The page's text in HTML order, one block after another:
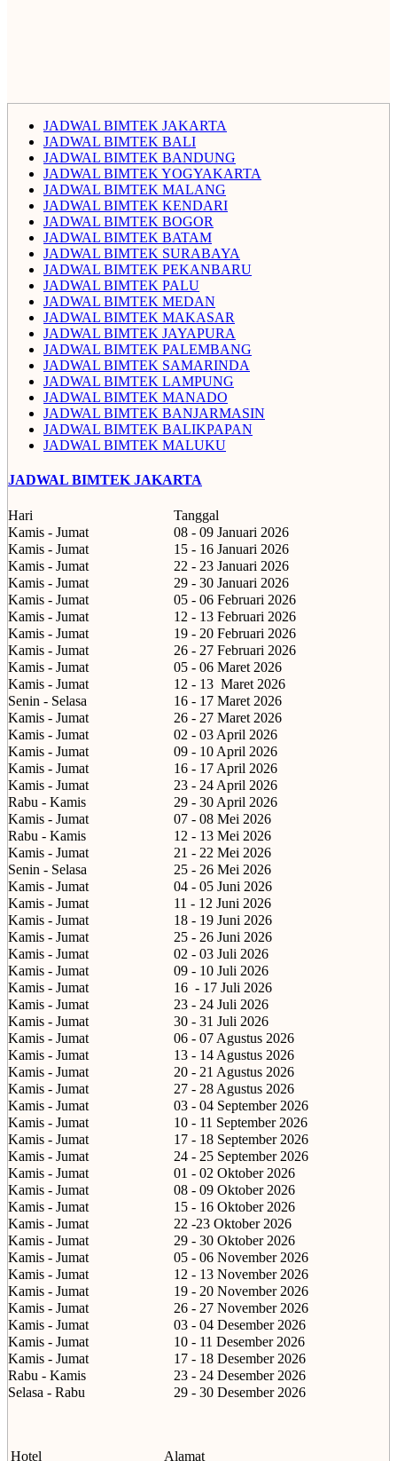
JADWAL BIMTEK JAKARTA
JADWAL BIMTEK BALI
JADWAL BIMTEK BANDUNG
JADWAL BIMTEK YOGYAKARTA
JADWAL BIMTEK MALANG
JADWAL BIMTEK KENDARI
JADWAL BIMTEK BOGOR
JADWAL BIMTEK BATAM
JADWAL BIMTEK SURABAYA
JADWAL BIMTEK PEKANBARU
JADWAL BIMTEK PALU
JADWAL BIMTEK MEDAN
JADWAL BIMTEK MAKASAR
JADWAL BIMTEK JAYAPURA
JADWAL BIMTEK PALEMBANG
JADWAL BIMTEK SAMARINDA
JADWAL BIMTEK LAMPUNG
JADWAL BIMTEK MANADO
JADWAL BIMTEK BANJARMASIN
JADWAL BIMTEK BALIKPAPAN
JADWAL BIMTEK MALUKU
JADWAL BIMTEK JAKARTA
Hari
Tanggal
Kamis - Jumat
08 - 09 Januari 2026
Kamis - Jumat
15 - 16 Januari 2026
Kamis - Jumat
22 - 23 Januari 2026
Kamis - Jumat
29 - 30 Januari 2026
Kamis - Jumat
05 - 06 Februari 2026
Kamis - Jumat
12 - 13 Februari 2026
Kamis - Jumat
19 - 20 Februari 2026
Kamis - Jumat
26 - 27 Februari 2026
Kamis - Jumat
05 - 06 Maret 2026
Kamis - Jumat
12 - 13 Maret 2026
Senin - Selasa
16 - 17 Maret 2026
Kamis - Jumat
26 - 27 Maret 2026
Kamis - Jumat
02 - 03 April 2026
Kamis - Jumat
09 - 10 April 2026
Kamis - Jumat
16 - 17 April 2026
Kamis - Jumat
23 - 24 April 2026
Rabu - Kamis
29 - 30 April 2026
Kamis - Jumat
07 - 08 Mei 2026
Rabu - Kamis
12 - 13 Mei 2026
Kamis - Jumat
21 - 22 Mei 2026
Senin - Selasa
25 - 26 Mei 2026
Kamis - Jumat
04 - 05 Juni 2026
Kamis - Jumat
11 - 12 Juni 2026
Kamis - Jumat
18 - 19 Juni 2026
Kamis - Jumat
25 - 26 Juni 2026
Kamis - Jumat
02 - 03 Juli 2026
Kamis - Jumat
09 - 10 Juli 2026
Kamis - Jumat
16 - 17 Juli 2026
Kamis - Jumat
23 - 24 Juli 2026
Kamis - Jumat
30 - 31 Juli 2026
Kamis - Jumat
06 - 07 Agustus 2026
Kamis - Jumat
13 - 14 Agustus 2026
Kamis - Jumat
20 - 21 Agustus 2026
Kamis - Jumat
27 - 28 Agustus 2026
Kamis - Jumat
03 - 04 September 2026
Kamis - Jumat
10 - 11 September 2026
Kamis - Jumat
17 - 18 September 2026
Kamis - Jumat
24 - 25 September 2026
Kamis - Jumat
01 - 02 Oktober 2026
Kamis - Jumat
08 - 09 Oktober 2026
Kamis - Jumat
15 - 16 Oktober 2026
Kamis - Jumat
22 -23 Oktober 2026
Kamis - Jumat
29 - 30 Oktober 2026
Kamis - Jumat
05 - 06 November 2026
Kamis - Jumat
12 - 13 November 2026
Kamis - Jumat
19 - 20 November 2026
Kamis - Jumat
26 - 27 November 2026
Kamis - Jumat
03 - 04 Desember 2026
Kamis - Jumat
10 - 11 Desember 2026
Kamis - Jumat
17 - 18 Desember 2026
Rabu - Kamis
23 - 24 Desember 2026
Selasa - Rabu
29 - 30 Desember 2026
Hotel
Alamat